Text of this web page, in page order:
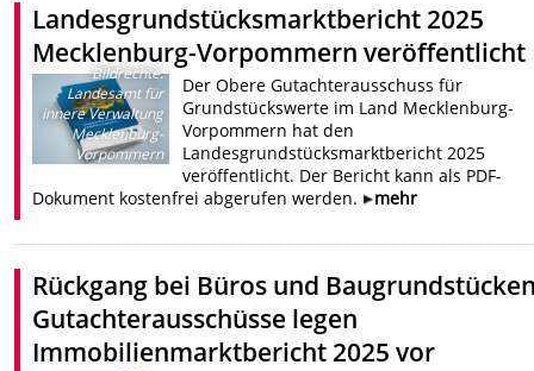
Landesgrundstücksmarktbericht 2025
Mecklenburg-Vorpommern veröffentlicht
Bildrechte:
Landesamt für
innere Verwaltung
Mecklenburg-
Vorpommern
Der Obere Gutachterausschuss für
Grundstückswerte im Land Mecklenburg-
Vorpommern hat den
Landesgrundstücksmarktbericht 2025
veröffentlicht. Der Bericht kann als PDF-
Dokument kostenfrei abgerufen werden.
mehr
Rückgang bei Büros und
Gutachterausschüsse legen
Immobilienmarktbericht 2025 vor